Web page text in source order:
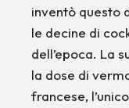
inventò questo
le decine di
dell’epoca. La
la dose di
francese,